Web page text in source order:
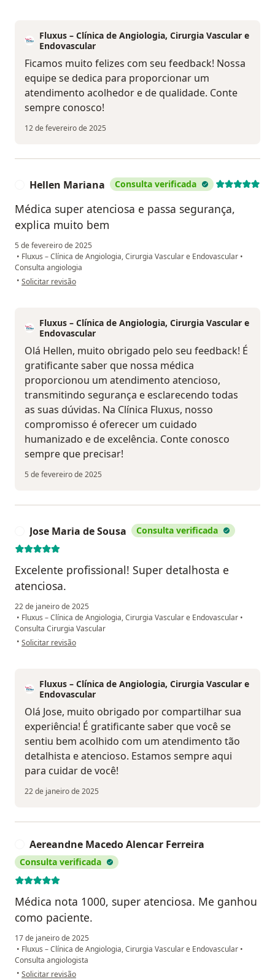
Fluxus – Clínica de Angiologia, Cirurgia Vascular e
Endovascular
Ficamos muito felizes com seu feedback! Nossa
equipe se dedica para proporcionar um
atendimento acolhedor e de qualidade. Conte
sempre conosco!
12 de fevereiro de 2025
Hellen Mariana Consulta verificada
Médica super atenciosa e passa segurança,
explica muito bem
5 de fevereiro de 2025
• Fluxus – Clínica de Angiologia, Cirurgia Vascular e Endovascular •
Consulta angiologia
• na opinião do utilizador Hellen Mariana
Solicitar revisão
Fluxus – Clínica de Angiologia, Cirurgia Vascular e
Endovascular
Olá Hellen, muito obrigado pelo seu feedback! É
gratificante saber que nossa médica
proporcionou um atendimento atencioso,
transmitindo segurança e esclarecendo todas
as suas dúvidas. Na Clínica Fluxus, nosso
compromisso é oferecer um cuidado
humanizado e de excelência. Conte conosco
sempre que precisar!
5 de fevereiro de 2025
Jose Maria de Sousa Consulta verificada
Excelente profissional! Super detalhosta e
atenciosa.
22 de janeiro de 2025
• Fluxus – Clínica de Angiologia, Cirurgia Vascular e Endovascular •
Consulta Cirurgia Vascular
• na opinião do utilizador Jose Maria de Sousa
Solicitar revisão
Fluxus – Clínica de Angiologia, Cirurgia Vascular e
Endovascular
Olá Jose, muito obrigado por compartilhar sua
experiência! É gratificante saber que você se
sentiu bem acolhido com um atendimento tão
detalhista e atencioso. Estamos sempre aqui
para cuidar de você!
22 de janeiro de 2025
Aereandne Macedo Alencar Ferreira
Consulta verificada
Médica nota 1000, super atenciosa. Me ganhou
como paciente.
17 de janeiro de 2025
• Fluxus – Clínica de Angiologia, Cirurgia Vascular e Endovascular •
Consulta angiologista
• na opinião do utilizador Aereandne Macedo Alencar Ferreira
Solicitar revisão